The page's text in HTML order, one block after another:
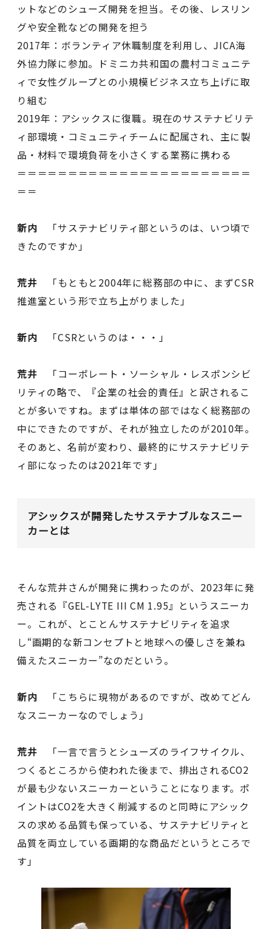
ットなどのシューズ開発を担当。その後、レスリン
グや安全靴などの開発を担う
2017年：ボランティア休職制度を利用し、JICA海
外協力隊に参加。ドミニカ共和国の農村コミュニテ
ィで女性グループとの小規模ビジネス立ち上げに取
り組む
2019年：アシックスに復職。現在のサステナビリテ
ィ部環境・コミュニティチームに配属され、主に製
品・材料で環境負荷を小さくする業務に携わる
＝＝＝＝＝＝＝＝＝＝＝＝＝＝＝＝＝＝＝＝＝＝＝
＝＝
新内 「サステナビリティ部というのは、いつ頃で
きたのですか」
荒井 「もともと2004年に総務部の中に、まずCSR
推進室という形で立ち上がりました」
新内 「CSRというのは・・・」
荒井 「コーポレート・ソーシャル・レスポンシビ
リティの略で、『企業の社会的責任』と訳されるこ
とが多いですね。まずは単体の部ではなく総務部の
中にできたのですが、それが独立したのが2010年。
そのあと、名前が変わり、最終的にサステナビリテ
ィ部になったのは2021年です」
アシックスが開発したサステナブルなスニー
カーとは
そんな荒井さんが開発に携わったのが、2023年に発
売される『GEL-LYTE III CM 1.95』というスニーカ
ー。これが、とことんサステナビリティを追求
し“画期的な新コンセプトと地球への優しさを兼ね
備えたスニーカー”なのだという。
新内 「こちらに現物があるのですが、改めてどん
なスニーカーなのでしょう」
荒井 「一言で言うとシューズのライフサイクル、
つくるところから使われた後まで、排出されるCO2
が最も少ないスニーカーということになります。ポ
イントはCO2を大きく削減するのと同時にアシック
スの求める品質も保っている、サステナビリティと
品質を両立している画期的な商品だというところで
す」